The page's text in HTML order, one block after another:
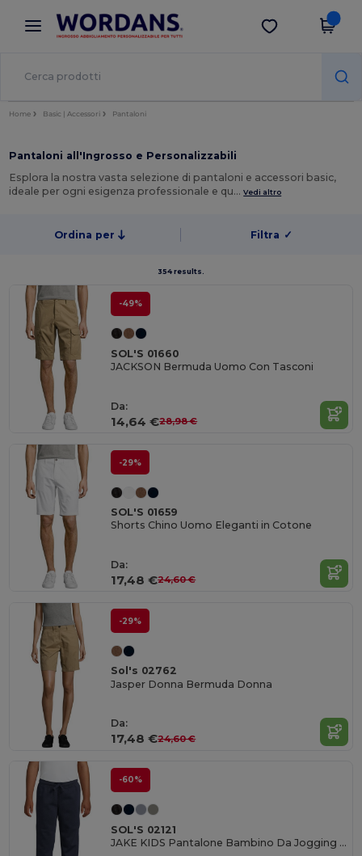
× App Wordans
Prezzi migliori sull'app!
Scarica app
Home Basic | Accessori Pantaloni
Pantaloni all'Ingrosso e Personalizzabili
Esplora la nostra vasta selezione di pantaloni e accessori basic,
ideale per ogni esigenza professionale e qu…Vedi altro
Ordina per Filtra ✓
354 results.
-49%
SOL'S 01660
JACKSON Bermuda Uomo Con Tasconi
Da:
14,64 €28,98 €
-29%
SOL'S 01659
Shorts Chino Uomo Eleganti in Cotone
Da:
17,48 €24,60 €
-29%
Sol's 02762
Jasper Donna Bermuda Donna
Da:
17,48 €24,60 €
-60%
SOL'S 02121
JAKE KIDS Pantalone Bambino Da Jogging Slim Fit